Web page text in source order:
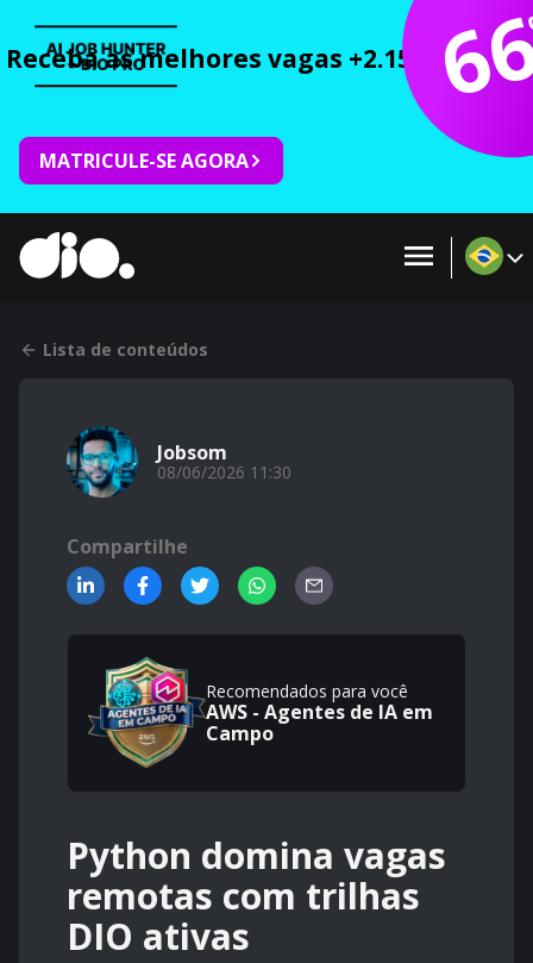
Receba as melhores vagas +2.150 cursos
MATRICULE-SE AGORA
Lista de conteúdos
Jobsom
08/06/2026 11:30
Compartilhe
Recomendados para você
AWS - Agentes de IA em
Campo
Python domina vagas
remotas com trilhas
DIO ativas